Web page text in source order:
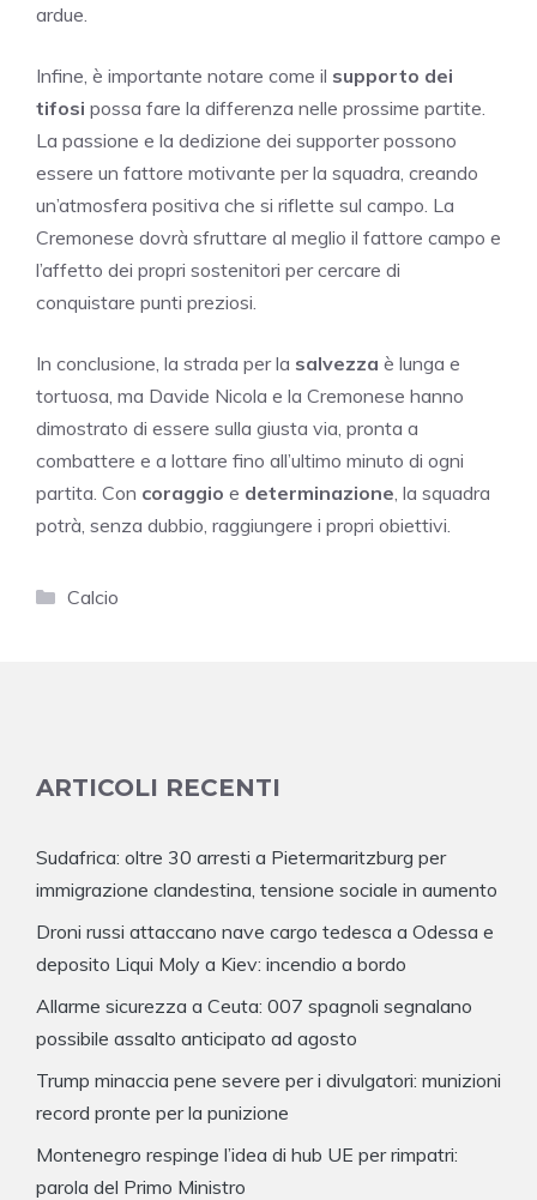
ardue.
Infine, è importante notare come il supporto dei
tifosi possa fare la differenza nelle prossime partite.
La passione e la dedizione dei supporter possono
essere un fattore motivante per la squadra, creando
un’atmosfera positiva che si riflette sul campo. La
Cremonese dovrà sfruttare al meglio il fattore campo e
l’affetto dei propri sostenitori per cercare di
conquistare punti preziosi.
In conclusione, la strada per la salvezza è lunga e
tortuosa, ma Davide Nicola e la Cremonese hanno
dimostrato di essere sulla giusta via, pronta a
combattere e a lottare fino all’ultimo minuto di ogni
partita. Con coraggio e determinazione , la squadra
potrà, senza dubbio, raggiungere i propri obiettivi.
Categorie
Calcio
ARTICOLI RECENTI
Sudafrica: oltre 30 arresti a Pietermaritzburg per
immigrazione clandestina, tensione sociale in aumento
Droni russi attaccano nave cargo tedesca a Odessa e
deposito Liqui Moly a Kiev: incendio a bordo
Allarme sicurezza a Ceuta: 007 spagnoli segnalano
possibile assalto anticipato ad agosto
Trump minaccia pene severe per i divulgatori: munizioni
record pronte per la punizione
Montenegro respinge l’idea di hub UE per rimpatri:
parola del Primo Ministro